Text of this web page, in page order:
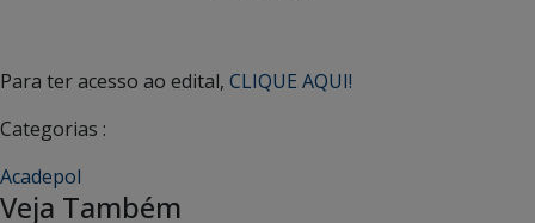
Para ter acesso ao edital, CLIQUE AQUI!
Categorias :
Acadepol
Veja Também